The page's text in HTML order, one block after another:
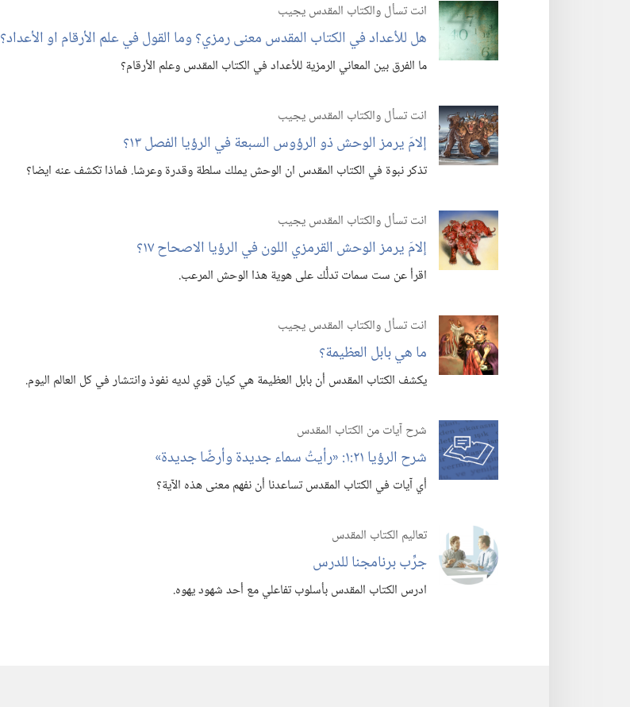
انت تسأل والكتاب المقدس يجيب
هل للأعداد في الكتاب المقدس معنى رمزي؟‏ وما القول في علم الأرقام او الأعداد؟‏
ما الفرق بين المعاني الرمزية للأعداد في الكتاب المقدس وعلم الأرقام؟‏
انت تسأل والكتاب المقدس يجيب
إلامَ يرمز الوحش ذو الرؤوس السبعة في الرؤيا الفصل ١٣؟‏
تذكر نبوة في الكتاب المقدس ان الوحش يملك سلطة وقدرة وعرشا.‏ فماذا تكشف عنه ايضا؟‏
انت تسأل والكتاب المقدس يجيب
إلامَ يرمز الوحش القرمزي اللون في الرؤيا الاصحاح ١٧؟‏
اقرأ عن ست سمات تدلُّك على هوية هذا الوحش المرعب.‏
انت تسأل والكتاب المقدس يجيب
ما هي بابل العظيمة؟‏
يكشف الكتاب المقدس أن بابل العظيمة هي كيان قوي لديه نفوذ وانتشار في كل العالم اليوم.‏
شرح آيات من الكتاب المقدس
شرح الرؤيا ٢١:‏١:‏ «رأيتُ سماء جديدة وأرضًا جديدة»‏
أي آيات في الكتاب المقدس تساعدنا أن نفهم معنى هذه الآية؟‏
تعاليم الكتاب المقدس
جرِّب برنامجنا للدرس
ادرس الكتاب المقدس بأسلوب تفاعلي مع أحد شهود يهوه.‏